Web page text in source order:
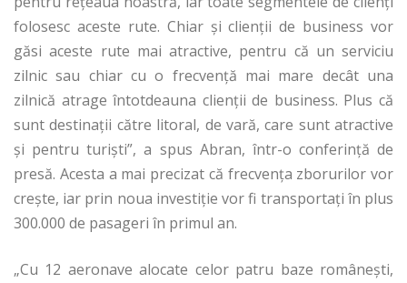
folosesc aceste rute. Chiar şi clienţii de business vor
găsi aceste rute mai atractive, pentru că un serviciu
zilnic sau chiar cu o frecvenţă mai mare decât una
zilnică atrage întotdeauna clienţii de business. Plus că
sunt destinaţii către litoral, de vară, care sunt atractive
şi pentru turişti”, a spus Abran, într-o conferinţă de
presă. Acesta a mai precizat că frecvența zborurilor vor
crește, iar prin noua investiţie vor fi transportaţi în plus
300.000 de pasageri în primul an.
„Cu 12 aeronave alocate celor patru baze româneşti,